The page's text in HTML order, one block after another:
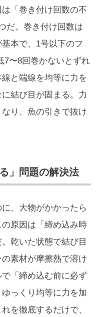
「巻き付け回数の不
だ。巻き付け回数は
本で、1号以下のフ
7〜8回巻かないとずれ
と端線を均等に力を
結び目が固まる。力
り、魚の引きで抜け
」問題の解決法
、大物がかかったら
原因は「締め込み時
乾いた状態で結び目
素材が摩擦熱で溶け
「締め込む前に必ず
っくり均等に力を加
を徹底するだけで、